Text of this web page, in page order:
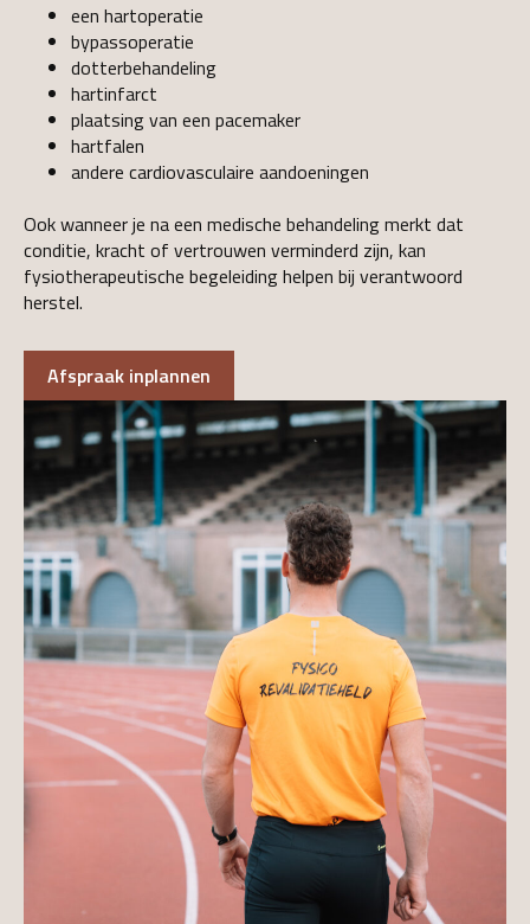
een hartoperatie
bypassoperatie
dotterbehandeling
hartinfarct
plaatsing van een pacemaker
hartfalen
andere cardiovasculaire aandoeningen
Ook wanneer je na een medische behandeling merkt dat
conditie, kracht of vertrouwen verminderd zijn, kan
fysiotherapeutische begeleiding helpen bij verantwoord
herstel.
Afspraak inplannen